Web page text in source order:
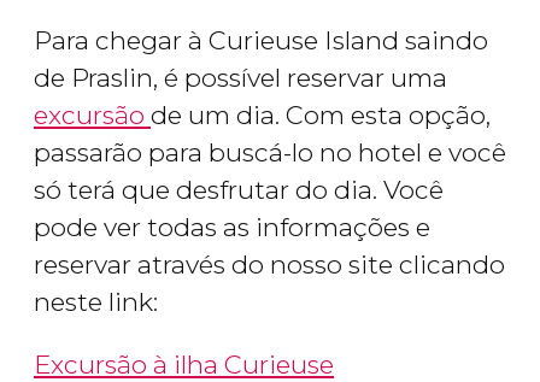
Para chegar à Curieuse Island saindo
de Praslin, é possível reservar uma
excursão de um dia. Com esta opção,
passarão para buscá-lo no hotel e você
só terá que desfrutar do dia. Você
pode ver todas as informações e
reservar através do nosso site clicando
neste link:
Excursão à ilha Curieuse